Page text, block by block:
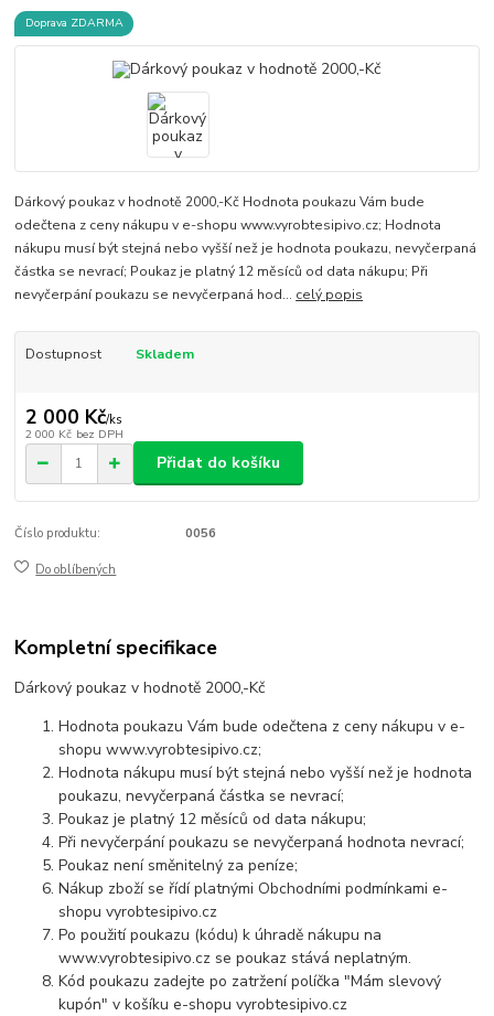
Doprava ZDARMA
Dárkový poukaz v hodnotě 2000,-Kč Hodnota poukazu Vám bude
odečtena z ceny nákupu v e-shopu www.vyrobtesipivo.cz; Hodnota
nákupu musí být stejná nebo vyšší než je hodnota poukazu, nevyčerpaná
částka se nevrací; Poukaz je platný 12 měsíců od data nákupu; Při
nevyčerpání poukazu se nevyčerpaná hod... celý popis
Dostupnost Skladem
2 000 Kč/ks
2 000 Kč bez DPH
Přidat do košíku
Číslo produktu: 0056
Do oblíbených
Kompletní specifikace
Dárkový poukaz v hodnotě 2000,-Kč
Hodnota poukazu Vám bude odečtena z ceny nákupu v e-
shopu www.vyrobtesipivo.cz;
Hodnota nákupu musí být stejná nebo vyšší než je hodnota
poukazu, nevyčerpaná částka se nevrací;
Poukaz je platný 12 měsíců od data nákupu;
Při nevyčerpání poukazu se nevyčerpaná hodnota nevrací;
Poukaz není směnitelný za peníze;
Nákup zboží se řídí platnými Obchodními podmínkami e-
shopu vyrobtesipivo.cz
Po použití poukazu (kódu) k úhradě nákupu na
www.vyrobtesipivo.cz se poukaz stává neplatným.
Kód poukazu zadejte po zatržení políčka "Mám slevový
kupón" v košíku e-shopu vyrobtesipivo.cz